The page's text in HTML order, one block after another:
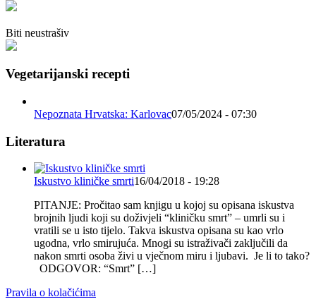
Biti neustrašiv
Vegetarijanski recepti
Nepoznata Hrvatska: Karlovac07/05/2024 - 07:30
Literatura
Iskustvo kliničke smrti16/04/2018 - 19:28
PITANJE: Pročitao sam knjigu u kojoj su opisana iskustva
brojnih ljudi koji su doživjeli “kliničku smrt” – umrli su i
vratili se u isto tijelo. Takva iskustva opisana su kao vrlo
ugodna, vrlo smirujuća. Mnogi su istraživači zaključili da
nakon smrti osoba živi u vječnom miru i ljubavi. Je li to tako?
ODGOVOR: “Smrt” […]
Pravila o kolačićima